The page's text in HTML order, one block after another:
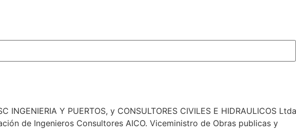
Y PUERTOS, y CONSULTORES CIVILES E HIDRAULICOS
de Ingenieros Consultores AICO. Viceministro de Obras publicas y